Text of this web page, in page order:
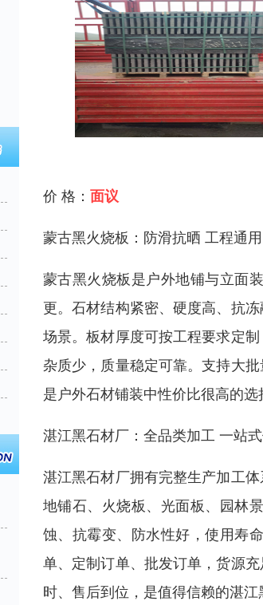
价 格： 面议
蒙古黑火烧板：防滑抗晒 工程通用
蒙古黑火烧板是户外地铺与立面
更。石材结构紧密、硬度高、抗
场景。板材厚度可按工程要求定
杂质少，质量稳定可靠。支持大
是户外石材铺装中性价比很高的选
湛江黑石材厂：全品类加工 一站
湛江黑石材厂拥有完整生产加工
地铺石、火烧板、光面板、园林
蚀、抗霉变、防水性好，使用寿
单、定制订单、批发订单，货源
时、售后到位，是值得信赖的湛江